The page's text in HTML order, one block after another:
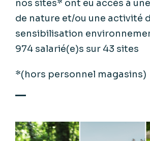
nos sites* ont eu accès à
de nature et/ou une activité
sensibilisation
974 salarié(e)s sur 43 sites
*(hors personnel magasins)